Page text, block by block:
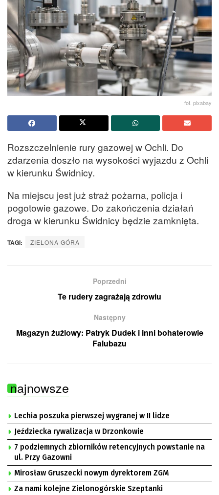
fot. pixabay
Rozszczelnienie rury gazowej w Ochli. Do
zdarzenia doszło na wysokości wyjazdu z Ochli
w kierunku Świdnicy.
Na miejscu jest już straż pożarna, policja i
pogotowie gazowe. Do zakończenia działań
droga w kierunku Świdnicy będzie zamknięta.
TAGI: ZIELONA GÓRA
Poprzedni
Te rudery zagrażają zdrowiu
Następny
Magazyn żużlowy: Patryk Dudek i inni bohaterowie
Falubazu
najnowsze
Lechia poszuka pierwszej wygranej w II lidze
Jeździecka rywalizacja w Drzonkowie
7 podziemnych zbiorników retencyjnych powstanie na
ul. Przy Gazowni
Mirosław Gruszecki nowym dyrektorem ZGM
Za nami kolejne Zielonogórskie Szeptanki